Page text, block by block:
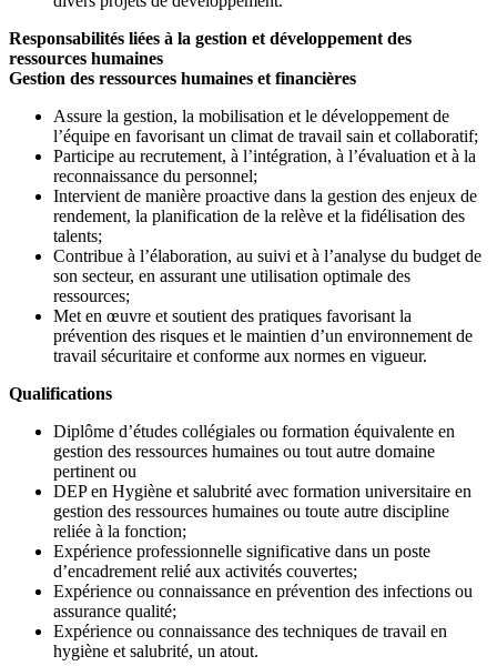
Responsabilités liées à la gestion et développement des
ressources humaines
Gestion des ressources humaines et financières
Assure la gestion, la mobilisation et le développement de
l’équipe en favorisant un climat de travail sain et collaboratif;
Participe au recrutement, à l’intégration, à l’évaluation et à la
reconnaissance du personnel;
Intervient de manière proactive dans la gestion des enjeux de
rendement, la planification de la relève et la fidélisation des
talents;
Contribue à l’élaboration, au suivi et à l’analyse du budget de
son secteur, en assurant une utilisation optimale des
ressources;
Met en œuvre et soutient des pratiques favorisant la
prévention des risques et le maintien d’un environnement de
travail sécuritaire et conforme aux normes en vigueur.
Qualifications
Diplôme d’études collégiales ou formation équivalente en
gestion des ressources humaines ou tout autre domaine
pertinent ou
DEP en Hygiène et salubrité avec formation universitaire en
gestion des ressources humaines ou toute autre discipline
reliée à la fonction;
Expérience professionnelle significative dans un poste
d’encadrement relié aux activités couvertes;
Expérience ou connaissance en prévention des infections ou
assurance qualité;
Expérience ou connaissance des techniques de travail en
hygiène et salubrité, un atout.